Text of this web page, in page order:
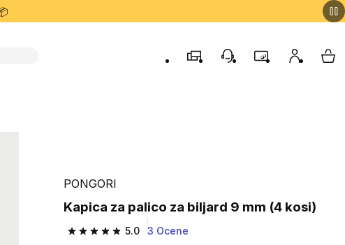
TrgovinePodporo strankam
ProgramMoj račun
PONGORI
Kapica za palico za biljard 9 mm (4 kosi)
5.0
5.0 od 5 zvezdic from 3 ocene
3 Ocene